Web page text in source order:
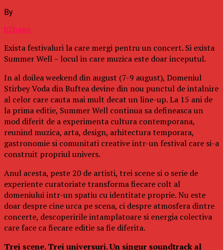
By
b2bseo
Exista festivaluri la care mergi pentru un concert. Si exista
Summer Well – locul in care muzica este doar inceputul.
In al doilea weekend din august (7-9 august), Domeniul
Stirbey Voda din Buftea devine din nou punctul de intalnire
al celor care cauta mai mult decat un line-up. La 15 ani de
la prima editie, Summer Well continua sa defineasca un
mod diferit de a experimenta cultura contemporana,
reunind muzica, arta, design, arhitectura temporara,
gastronomie si comunitati creative intr-un festival care si-a
construit propriul univers.
Anul acesta, peste 20 de artisti, trei scene si o serie de
experiente curatoriate transforma fiecare colt al
domeniului intr-un spatiu cu identitate proprie. Nu este
doar despre cine urca pe scena, ci despre atmosfera dintre
concerte, descoperirile intamplatoare si energia colectiva
care face ca fiecare editie sa fie diferita.
Trei scene. Trei universuri. Un singur soundtrack al